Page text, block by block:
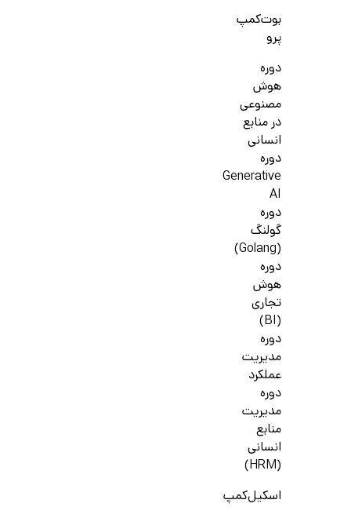
بوت‌کمپ
پرو
دوره
هوش
مصنوعی
در منابع
انسانی
دوره
Generative
AI
دوره
گولنگ
(Golang)
دوره
هوش
تجاری
(BI)
دوره
مدیریت
عملکرد
دوره
مدیریت
منابع
انسانی
(HRM)
اسکیل‌کمپ